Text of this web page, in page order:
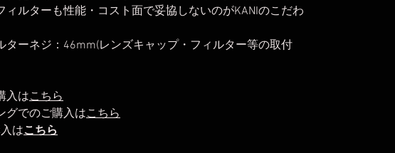
ィルターも性能・コスト面で妥協しないのがKANIのこだわ
ターネジ：46mm(レンズキャップ・フィルター等の取付
入はこちら
グでのご購入はこちら
はこちら